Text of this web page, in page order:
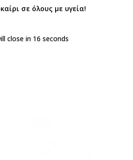
, μπαλαρίνα παπουτσια αγκαλιάς
σε όλους με υγεία!
close in 16 seconds